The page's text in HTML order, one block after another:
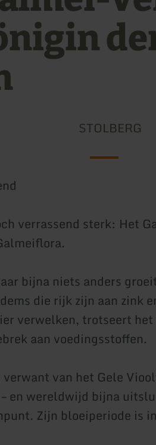
STOLBERG
verrassend sterk: Het
bijna niets anders
die rijk zijn aan zink
verwelken, trotseert
aan voedingsstoffen.
verwant van het Gele
en wereldwijd bijna
Zijn bloeiperiode is